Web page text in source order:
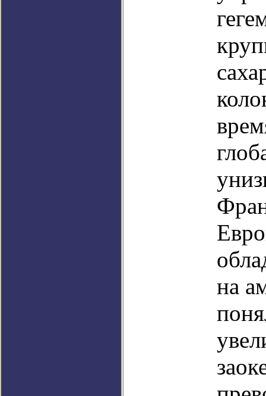
на